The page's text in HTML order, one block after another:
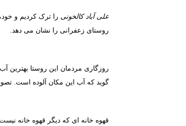
علی آباد کالخونی را ترک کردیم و
روستای زعفرانی را نشان می دهد.
روزگاری مردمان این روستا بهترین
گوید که آب این مکان آلوده است.
قهوه خانه ای که دیگر قهوه خانه